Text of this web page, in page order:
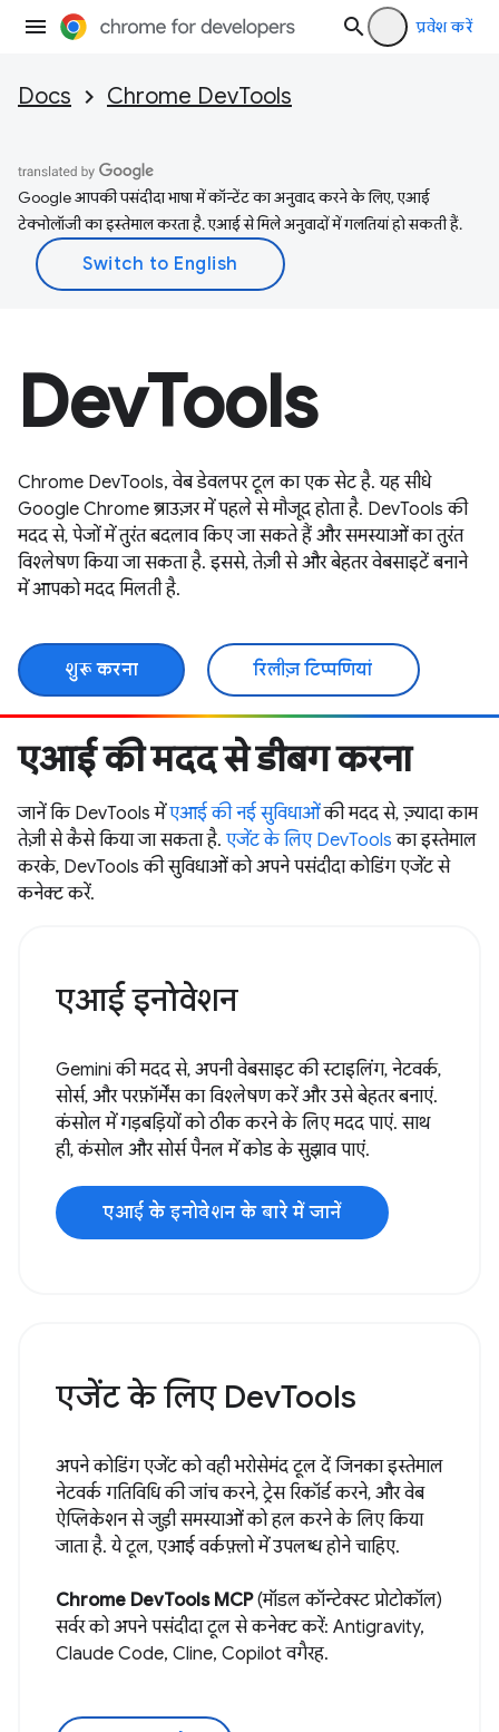
प्रवेश करें
Docs Chrome DevTools
Google आपकी पसंदीदा भाषा में कॉन्टेंट का अनुवाद करने के लिए, एआई
टेक्नोलॉजी का इस्तेमाल करता है. एआई से मिले अनुवादों में गलतियां हो सकती हैं.
DevTools
Chrome DevTools, वेब डेवलपर टूल का एक सेट है. यह सीधे
Google Chrome ब्राउज़र में पहले से मौजूद होता है. DevTools की
मदद से, पेजों में तुरंत बदलाव किए जा सकते हैं और समस्याओं का तुरंत
विश्लेषण किया जा सकता है. इससे, तेज़ी से और बेहतर वेबसाइटें बनाने
में आपको मदद मिलती है.
शुरू करना रिलीज़ टिप्पणियां
एआई की मदद से डीबग करना
जानें कि DevTools मेंएआई की नई सुविधाओंकी मदद से, ज़्यादा काम
तेज़ी से कैसे किया जा सकता है. एजेंट के लिए DevTools का इस्तेमाल
करके, DevTools की सुविधाओं को अपने पसंदीदा कोडिंग एजेंट से
कनेक्ट करें.
एआई इनोवेशन
Gemini की मदद से, अपनी वेबसाइट की स्टाइलिंग, नेटवर्क,
सोर्स, और परफ़ॉर्मेंस का विश्लेषण करें और उसे बेहतर बनाएं.
कंसोल में गड़बड़ियों को ठीक करने के लिए मदद पाएं. साथ
ही, कंसोल और सोर्स पैनल में कोड के सुझाव पाएं.
एआई के इनोवेशन के बारे में जानें
एजेंट के लिए DevTools
अपने कोडिंग एजेंट को वही भरोसेमंद टूल दें जिनका इस्तेमाल
नेटवर्क गतिविधि की जांच करने, ट्रेस रिकॉर्ड करने, और वेब
ऐप्लिकेशन से जुड़ी समस्याओं को हल करने के लिए किया
जाता है. ये टूल, एआई वर्कफ़्लो में उपलब्ध होने चाहिए.
Chrome DevTools MCP(मॉडल कॉन्टेक्स्ट प्रोटोकॉल)
सर्वर को अपने पसंदीदा टूल से कनेक्ट करें: Antigravity,
Claude Code, Cline, Copilot वगैरह.